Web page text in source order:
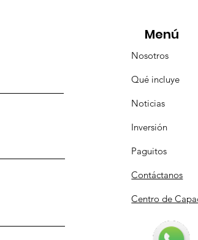
Menú
Nosotros
Qué incluye
Noticias
Inversión
Paguitos
Contáctanos
Centro de